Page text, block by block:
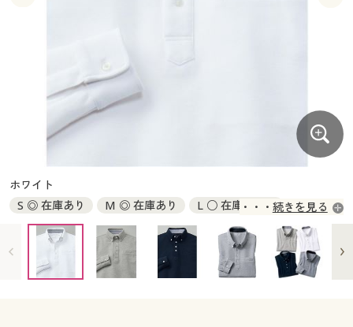
大きいサイズ レディース下着
大きいサイズ 事務・制服
シークレットセール
商品カテゴリ一覧
カタログ
カタログ・チラシからのご注文
デジタルカタログ
カタログ無料プレゼント
大きいサイズ メンズ
大きいサイズ 事務・制服
カタログ
カタログ・チラシからのご注文
カタログ無料プレゼント
会員メニュー
ホワイト
S ◎ 在庫あり
M ◎ 在庫あり
L ○ 在庫わずか
LL ◎ 在庫あり
3L ◎ 在庫あり 5L ◎ 在庫あり
続きを見る